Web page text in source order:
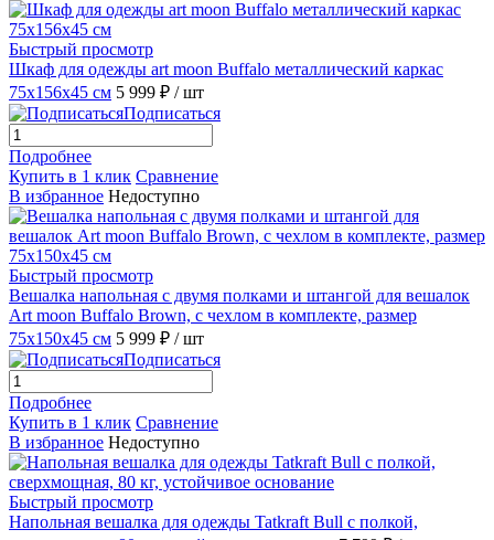
Быстрый просмотр
Шкаф для одежды art moon Buffalo металлический каркас
75x156x45 см 5 999 ₽ / шт
Подписаться
Подробнее
Купить в 1 клик Сравнение
В избранное Недоступно
Быстрый просмотр
Вешалка напольная с двумя полками и штангой для вешалок
Art moon Buffalo Brown, с чехлом в комплекте, размер
75x150x45 см 5 999 ₽ / шт
Подписаться
Подробнее
Купить в 1 клик Сравнение
В избранное Недоступно
Быстрый просмотр
Напольная вешалка для одежды Tatkraft Bull с полкой,